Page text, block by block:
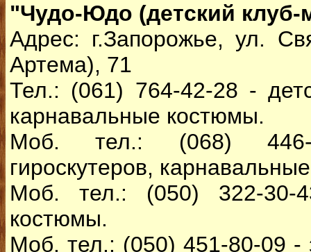
"Чудо-Юдо (детский клуб-
Адрес: г.Запорожье, ул.
Артема), 71
Тел.: (061) 764-42-28 -
карнавальные костюмы.
Моб. тел.: (068)
гироскутеров,
Моб. тел.: (050) 322-30-
костюмы.
Моб. тел.: (050) 451-80-09 -